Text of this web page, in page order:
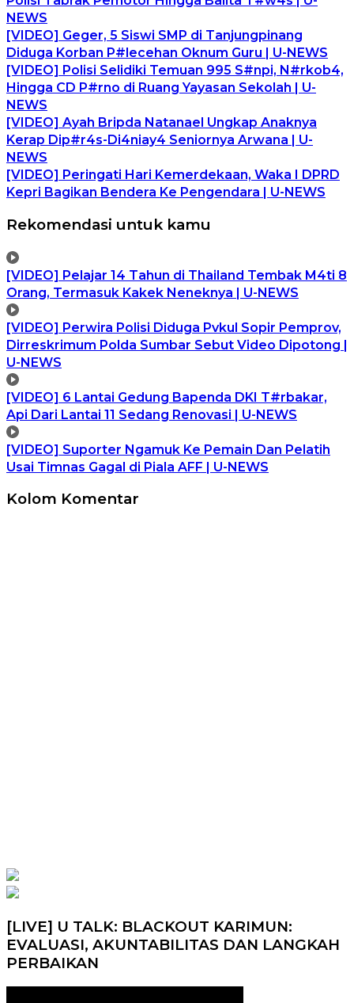
NEWS
[VIDEO] Geger, 5 Siswi SMP di Tanjungpinang
Diduga Korban P#lecehan Oknum Guru | U-NEWS
[VIDEO] Polisi Selidiki Temuan 995 S#npi, N#rkob4,
Hingga CD P#rno di Ruang Yayasan Sekolah | U-
NEWS
[VIDEO] Ayah Bripda Natanael Ungkap Anaknya
Kerap Dip#r4s-Di4niay4 Seniornya Arwana | U-
NEWS
[VIDEO] Peringati Hari Kemerdekaan, Waka I DPRD
Kepri Bagikan Bendera Ke Pengendara | U-NEWS
Rekomendasi untuk kamu
[VIDEO] Pelajar 14 Tahun di Thailand Tembak M4ti 8
Orang, Termasuk Kakek Neneknya | U-NEWS
[VIDEO] Perwira Polisi Diduga Pvkul Sopir Pemprov,
Dirreskrimum Polda Sumbar Sebut Video Dipotong |
U-NEWS
[VIDEO] 6 Lantai Gedung Bapenda DKI T#rbakar,
Api Dari Lantai 11 Sedang Renovasi | U-NEWS
[VIDEO] Suporter Ngamuk Ke Pemain Dan Pelatih
Usai Timnas Gagal di Piala AFF | U-NEWS
Kolom Komentar
[LIVE] U TALK: BLACKOUT KARIMUN:
EVALUASI, AKUNTABILITAS DAN LANGKAH
PERBAIKAN